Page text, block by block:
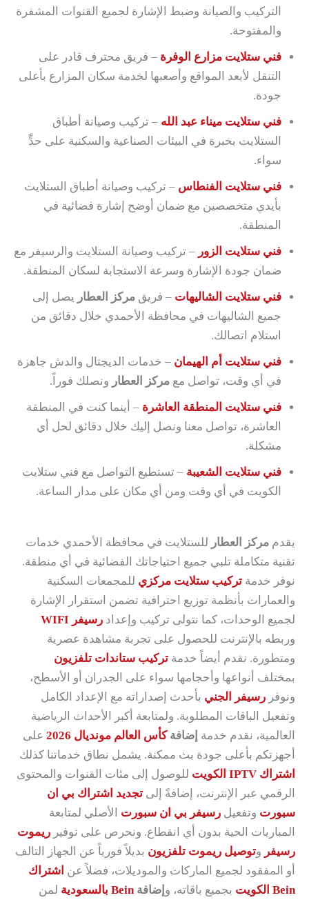
التركيب والصيانة وضبط الإشارة لجميع القنوات المشفرة
والمفتوحة.
فني ستلايت مزارع الوفرة – فريق محترف قادر على
التنقل لأبعد المواقع وأصعبها لخدمة سكان المزارع بأعلى
جودة.
فني ستلايت ميناء عبد الله – تركيب وصيانة أطباق
الستلايت بخبرة في البيئات الصناعية والسكنية على حدٍّ
سواء.
فني ستلايت الفنطاس – تركيب وصيانة أطباق الستلايت
بأيدي متخصصين مع ضمان أوضح إشارة فضائية في
المنطقة.
فني ستلايت الزور – تركيب وصيانة الستلايت والرسيفر مع
ضمان جودة الإشارة وسرعة الاستجابة لسكان المنطقة.
فني ستلايت الشاليهات – فريق مركز العطار يصل إلى
جميع الشاليهات في محافظة الأحمدي خلال دقائق من
استلام اتصالك.
فني ستلايت أم الهيمان – خدمات الديجتال والدش جاهزة
في أي وقت، تواصل مع مركز العطار ونصلك فوراً.
فني ستلايت المنطقة العاشرة – أينما كنت في المنطقة
العاشرة، تواصل معنا ونصل إليك خلال دقائق لحل أي
مشكلة.
فني ستلايت الشعيبة – تستطيع التواصل مع فني ستلايت
الكويت في أي وقت ومن أي مكان على مدار الساعة.
يقدم مركز العطار للستلايت في محافظة الأحمدي خدمات
تقنية متكاملة تلبي جميع احتياجاتك الفضائية في أي منطقة.
نوفر خدمة تركيب ستلايت مركزي للمجمعات السكنية
والعمارات بأنظمة توزيع احترافية تضمن استقرار الإشارة
لجميع الوحدات، كما نتولى تركيب وإعداد رسيفر WIFI
وربطه بالإنترنت للحصول على تجربة مشاهدة عصرية
ومتطورة. نقدم أيضاً خدمة تركيب ستاندات تلفزيون
بمختلف أنواعها وأحجامها سواء على الجدران أو الأسطح،
ونوفر رسيفر الجني بأحدث إصداراته مع الإعداد الكامل
وتفعيل الباقات المطلوبة. ولمتابعة أكبر الأحداث الرياضية
العالمية، نقدم خدمة إضافةكأس العالم مونديال 2026
على
أجهزتكم بأعلى جودة بث ممكنة. يشمل نطاق خدماتنا كذلك
اشتراك IPTV الكويت
للوصول إلى مئات القنوات والمحتوى
الرقمي عبر الإنترنت، إضافةً إلى تجديد اشتراك بي ان
سبورت وتفعيل رسيفر بي ان سبورت الأصلي لمتابعة
المباريات الحية بدون أي انقطاع. ونحرص على توفير ريموت
رسيفر وتوصيل ريموت تلفزيون بديلاً فورياً عن الجهاز التالف
أو المفقود لجميع الماركات والموديلات، فضلاً عن اشتراك
Bein الكويت
بجميع باقاته، و إضافةBein بالسعودية
لمن